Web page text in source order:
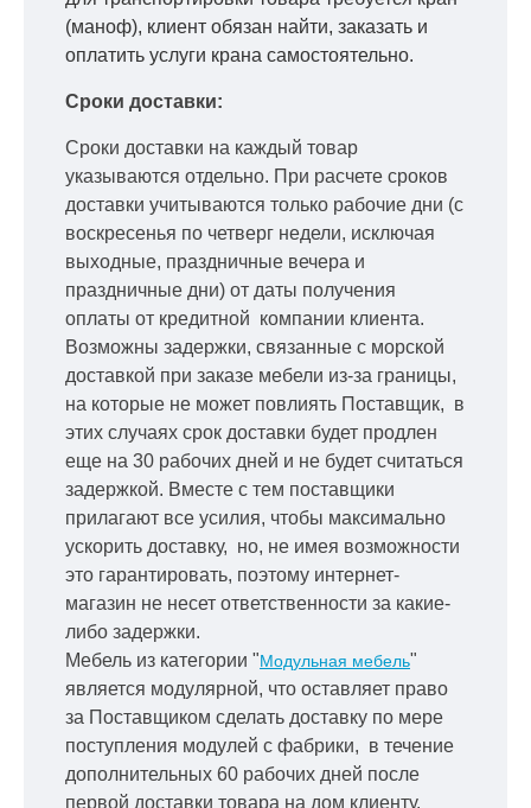
(маноф), клиент обязан найти, заказать и
оплатить услуги крана самостоятельно.
Сроки доставки:
Сроки доставки на каждый товар
указываются отдельно. При расчете сроков
доставки учитываются только рабочие дни (с
воскресенья по четверг недели, исключая
выходные, праздничные вечера и
праздничные дни) от даты получения
оплаты от кредитной компании клиента.
Возможны задержки, связанные с морской
доставкой при заказе мебели из-за границы,
на которые не может повлиять Поставщик, в
этих случаях срок доставки будет продлен
еще на 30 рабочих дней и не будет считаться
задержкой. Вместе с тем поставщики
прилагают все усилия, чтобы максимально
ускорить доставку, но, не имея возможности
это гарантировать, поэтому интернет-
магазин не несет ответственности за какие-
либо задержки.
Мебель из категории "Модульная мебель"
является модулярной, что оставляет право
за Поставщиком сделать доставку по мере
поступления модулей с фабрики, в течение
дополнительных 60 рабочих дней после
первой доставки товара на дом клиенту.